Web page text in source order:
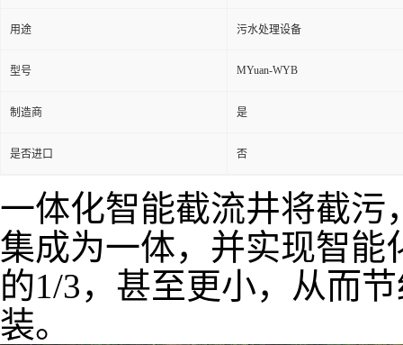
用途 污水处理设备
型号 MYuan-WYB
制造商 是
是否进口 否
一体化智能截流井将截污
集成为一体，并实现智能
的1/3，甚至更小，从而
装。